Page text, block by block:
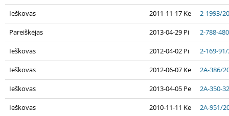
Ieškovas 2011-11-17 Ke 2-1993/
Pareiškėjas 2013-04-29 Pi 2-788-
Ieškovas 2012-04-02 Pi 2-169-
Ieškovas 2012-06-07 Ke 2A-386/
Ieškovas 2013-04-05 Pe 2A-350-
Ieškovas 2010-11-11 Ke 2A-951/